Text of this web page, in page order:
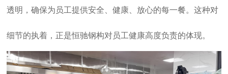
透明，确保为员工提供安全、健康、放心的每一餐。这种对
细节的执着，正是恒驰钢构对员工健康高度负责的体现。